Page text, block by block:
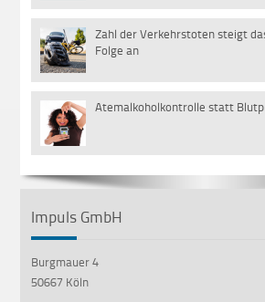
01
Mär
Zahl der Verkehrstoten steigt
Folge an
18
Jan
Atemalkoholkontrolle statt
Impuls GmbH
Burgmauer 4
50667 Köln